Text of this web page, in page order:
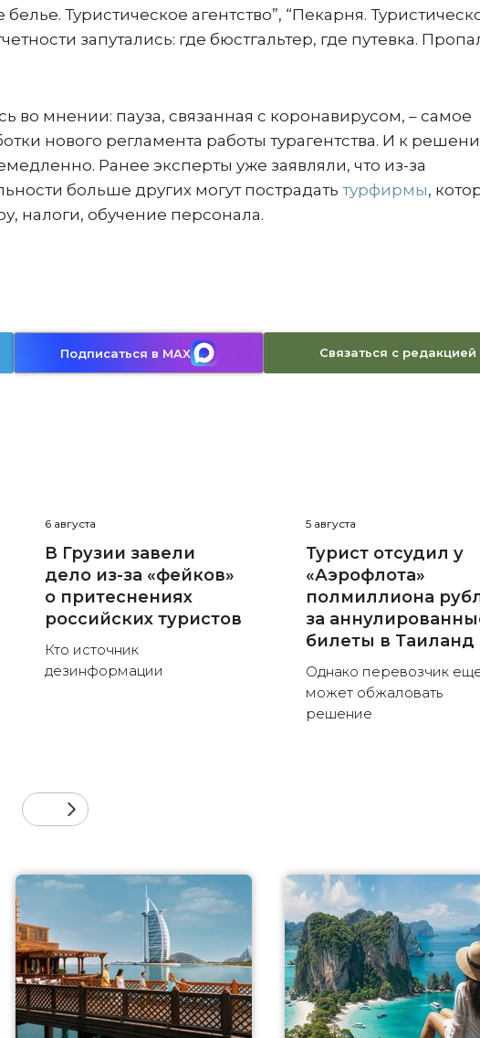
Туристическое агентство”, “Пекарня.
запутались: где бюстгальтер, где путевка.
во мнении: пауза, связанная с коронавирусом, – самое
нового регламента работы турагентства. И к
Ранее эксперты уже заявляли, что из-за
больше других могут пострадать турфирмы,
налоги, обучение персонала.
Подписаться в MAX Связаться с редакцией
6 августа
В Грузии завели
дело из-за «фейков»
о притеснениях
российских туристов
Кто источник
дезинформации
5 августа
Турист отсудил у
«Аэрофлота»
полмиллиона
за
билеты в Таиланд
Однако перевозчик
может обжаловать
решение